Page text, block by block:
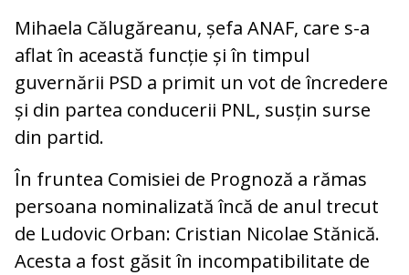
Mihaela Călugăreanu, șefa ANAF, care s-a
aflat în această funcție și în timpul
guvernării PSD a primit un vot de încredere
și din partea conducerii PNL, susțin surse
din partid.
În fruntea Comisiei de Prognoză a rămas
persoana nominalizată încă de anul trecut
de Ludovic Orban: Cristian Nicolae Stănică.
Acesta a fost găsit în incompatibilitate de